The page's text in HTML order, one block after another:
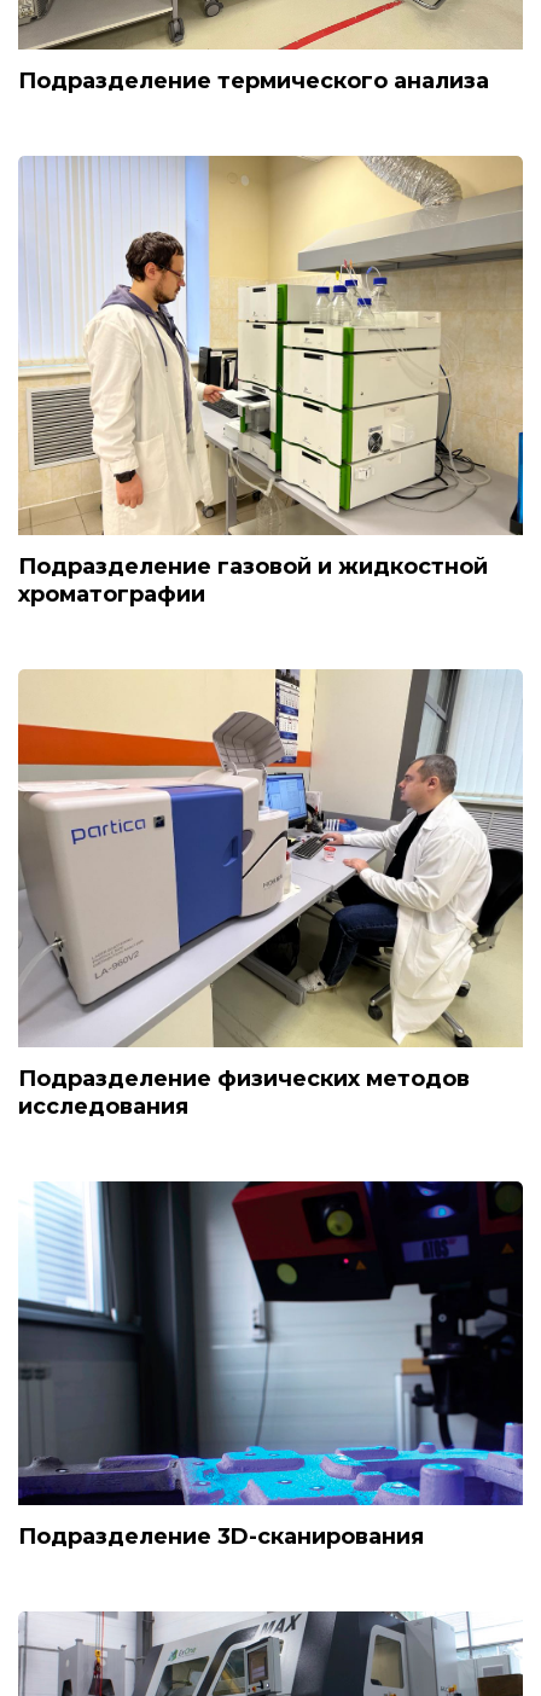
Подразделение термического анализа
Подразделение газовой и жидкостной
хроматографии
Подразделение физических методов
исследования
Подразделение 3D-сканирования